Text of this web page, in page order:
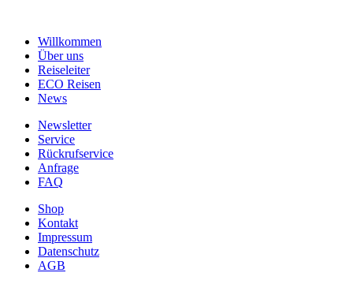
Willkommen
Über uns
Reiseleiter
ECO Reisen
News
Newsletter
Service
Rückrufservice
Anfrage
FAQ
Shop
Kontakt
Impressum
Datenschutz
AGB